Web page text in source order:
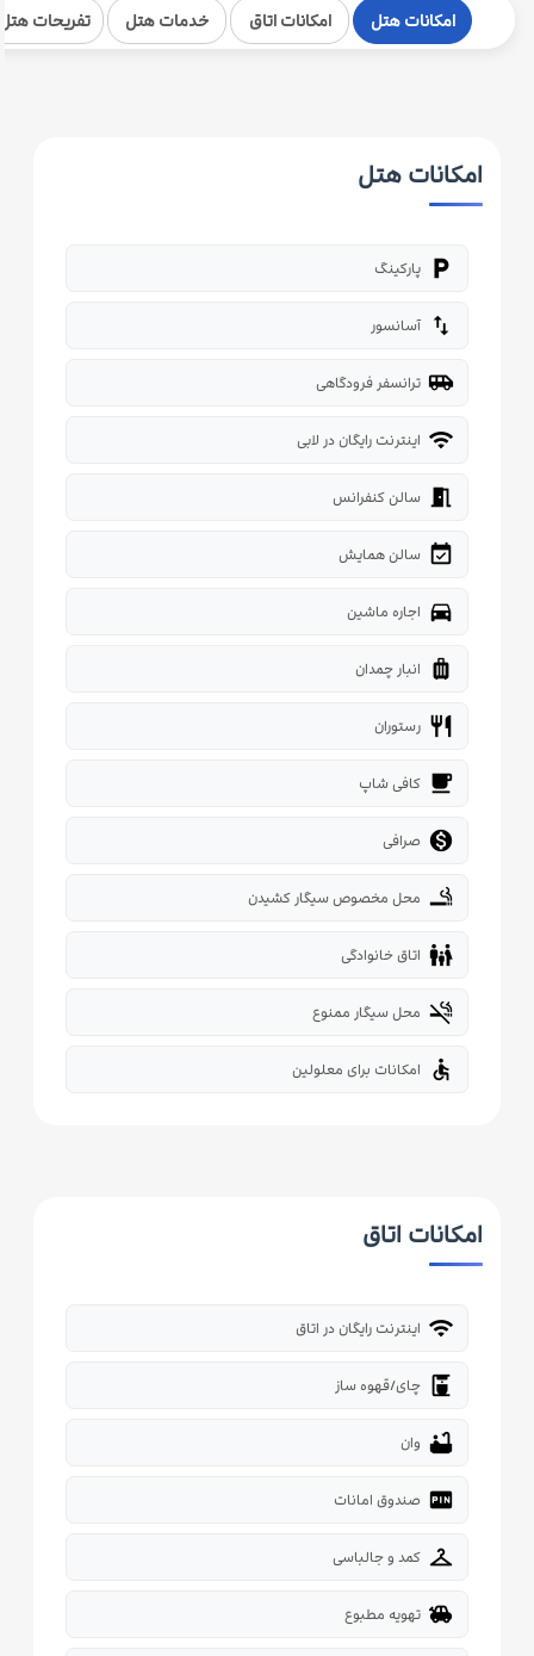
امکانات هتل امکانات اتاق خدمات هتل تفریحات
امکانات هتل
local_parking پارکینگ
import_export آسانسور
airport_shuttle ترانسفر فرودگاهی
wifi اینترنت رایگان در لابی
meeting_room سالن کنفرانس
event_available سالن همایش
directions_car اجاره ماشین
luggage انبار چمدان
restaurant رستوران
local_cafe کافی شاپ
 صرافی
smoking_rooms محل مخصوص سیگار کشیدن
family_restroom اتاق خانوادگی
smoke_free محل سیگار ممنوع
accessible امکانات برای معلولین
امکانات اتاق
wifi اینترنت رایگان در اتاق
coffee_maker چای/قهوه ساز
bathtub وان
fiber_pin صندوق امانات
checkroom کمد و جالباسی
toys تهویه مطبوع